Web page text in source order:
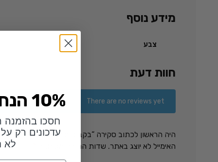
מידע נוסף
צבע
חוות דעת
There are no reviews yet
היה הראשון לכתוב סקירה “בקבוק מים תרמי עם פתיחה בלחיצה אחת
האימייל לא יוצג באתר. שדות החובה מסומנים
10% הנחה לזמן מוגבל
חסכו בהזמנה
עדכונים רק
לא